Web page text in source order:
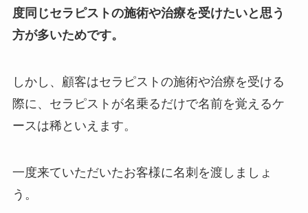
度同じセラピストの施術や治療を受けたいと思う
方が多いためです。
しかし、顧客はセラピストの施術や治療を受ける
際に、セラピストが名乗るだけで名前を覚えるケ
ースは稀といえます。
一度来ていただいたお客様に名刺を渡しましょ
う。